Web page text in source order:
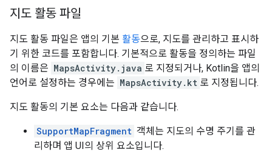
지도 활동 파일
지도 활동 파일은 앱의 기본 활동으로, 지도를 관리하고 표시하
기 위한 코드를 포함합니다. 기본적으로 활동을 정의하는 파일
의 이름은 MapsActivity.java 로 지정되거나, Kotlin을 앱의
언어로 설정하는 경우에는 MapsActivity.kt 로 지정됩니다.
지도 활동의 기본 요소는 다음과 같습니다.
SupportMapFragment 객체는 지도의 수명 주기를 관
리하며 앱 UI의 상위 요소입니다.